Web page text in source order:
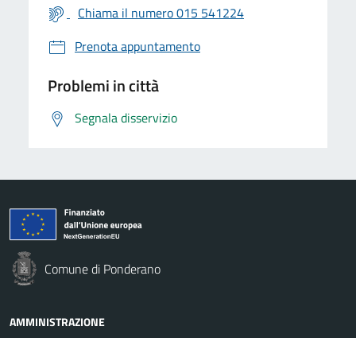
Chiama il numero 015 541224
Prenota appuntamento
Problemi in città
Segnala disservizio
Comune di Ponderano
AMMINISTRAZIONE